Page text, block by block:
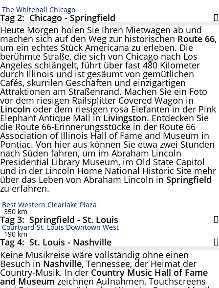
The Whitehall Chicago
Tag 2: Chicago - Springfield
Heute Morgen holen Sie Ihren Mietwagen ab und
machen sich auf den Weg zur historischen Route 66,
um ein echtes Stück Americana zu erleben. Die
berühmte Straße, die sich von Chicago nach Los
Angeles schlängelt, führt über fast 480 Kilometer
durch Illinois und ist gesäumt von gemütlichen
Cafés, skurrilen Geschäften und einzigartigen
Attraktionen am Straßenrand. Machen Sie ein Foto
vor dem riesigen Railsplitter Covered Wagon in
Lincoln oder dem riesigen rosa Elefanten in der Pink
Elephant Antique Mall in Livingston. Entdecken Sie
die Route 66-Erinnerungsstücke in der Route 66
Association of Illinois Hall of Fame and Museum in
Pontiac. Von hier aus können Sie etwa zwei Stunden
nach Süden fahren, um im Abraham Lincoln
Presidential Library Museum, im Old State Capitol
und in der Lincoln Home National Historic Site mehr
über das Leben von Abraham Lincoln in Springfield
zu erfahren.
Best Western Clearlake Plaza
350 km
Tag 3: Springfield - St. Louis
Courtyard St. Louis Downtown West
190 km
Tag 4: St. Louis - Nashville
Keine Musikreise wäre vollständig ohne einen
Besuch in Nashville, Tennessee, der Heimat der
Country-Musik. In der Country Music Hall of Fame
and Museum zeichnen Aufnahmen, Touchscreens